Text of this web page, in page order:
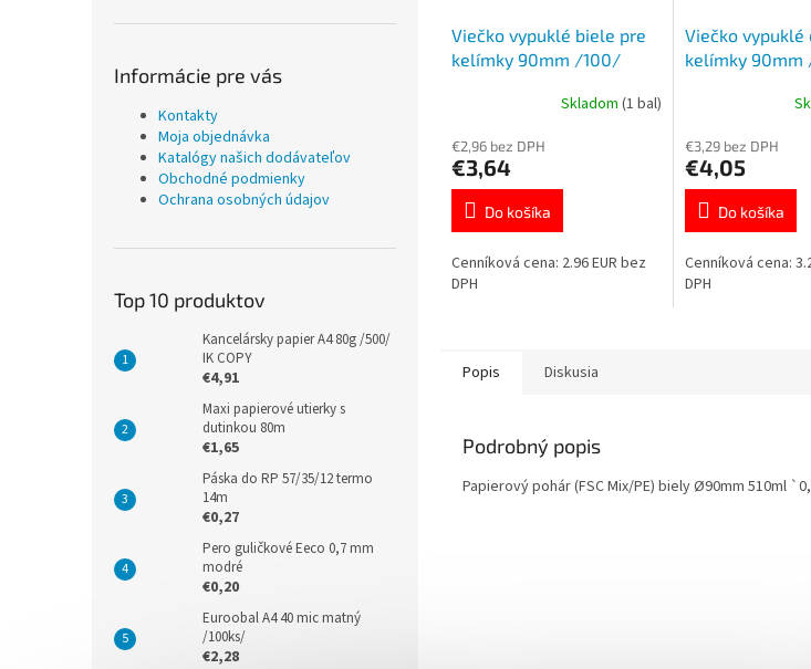
Informácie pre vás
Kontakty
Moja objednávka
Katalógy našich dodávateľov
Obchodné podmienky
Ochrana osobných údajov
Top 10 produktov
Kancelársky papier A4 80g /500/
IK COPY
€4,91
Maxi papierové utierky s
dutinkou 80m
€1,65
Páska do RP 57/35/12 termo
14m
€0,27
Pero guličkové Eeco 0,7 mm
modré
€0,20
Euroobal A4 40 mic matný
/100ks/
€2,28
Viečko vypuklé biele pre
kelímky 90mm /100/
Skladom (1 bal)
€2,96 bez DPH
€3,64
Do košíka
Cenníková cena: 2.96 EUR bez
DPH
Viečko vypuklé
kelímky 90mm
€3,29 bez DPH
€4,05
Do košíka
Cenníková cena:
DPH
Popis Diskusia
Podrobný popis
Papierový pohár (FSC Mix/PE) biely Ø90mm 510ml